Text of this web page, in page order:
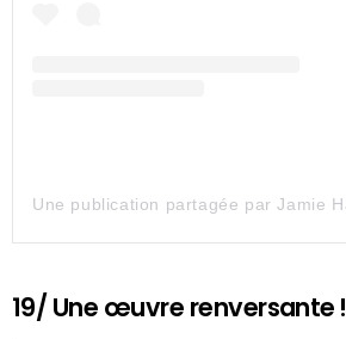
19/ Une œuvre renversante !